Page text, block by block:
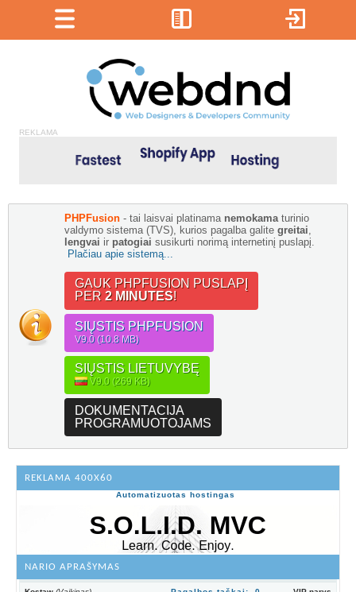
REKLAMA
PHPFusion - tai laisvai platinama nemokama turinio
valdymo sistema (TVS), kurios pagalba galite greitai
lengvai ir patogiai susikurti norimą internetinį puslapį.
Plačiau apie sistemą...
GAUK PHPFUSION PUSLAPĮ
PER 2 MINUTES!
SIŲSTIS PHPFUSION
V9.0 (10.8 MB)
SIŲSTIS LIETUVYBĘ
V9.0 (269 KB)
DOKUMENTACIJA
PROGRAMUOTOJAMS
REKLAMA 400X60
Automatizuotas hostingas
NARIO APRAŠYMAS